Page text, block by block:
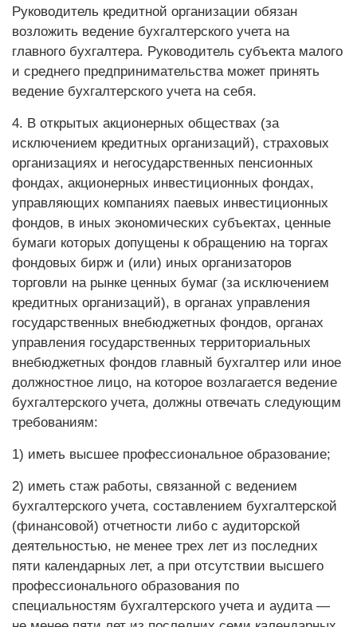
Руководитель кредитной организации обязан
возложить ведение бухгалтерского учета на
главного бухгалтера. Руководитель субъекта малого
и среднего предпринимательства может принять
ведение бухгалтерского учета на себя.
4. В открытых акционерных обществах (за
исключением кредитных организаций), страховых
организациях и негосударственных пенсионных
фондах, акционерных инвестиционных фондах,
управляющих компаниях паевых инвестиционных
фондов, в иных экономических субъектах, ценные
бумаги которых допущены к обращению на торгах
фондовых бирж и (или) иных организаторов
торговли на рынке ценных бумаг (за исключением
кредитных организаций), в органах управления
государственных внебюджетных фондов, органах
управления государственных территориальных
внебюджетных фондов главный бухгалтер или иное
должностное лицо, на которое возлагается ведение
бухгалтерского учета, должны отвечать следующим
требованиям:
1) иметь высшее профессиональное образование;
2) иметь стаж работы, связанной с ведением
бухгалтерского учета, составлением бухгалтерской
(финансовой) отчетности либо с аудиторской
деятельностью, не менее трех лет из последних
пяти календарных лет, а при отсутствии высшего
профессионального образования по
специальностям бухгалтерского учета и аудита —